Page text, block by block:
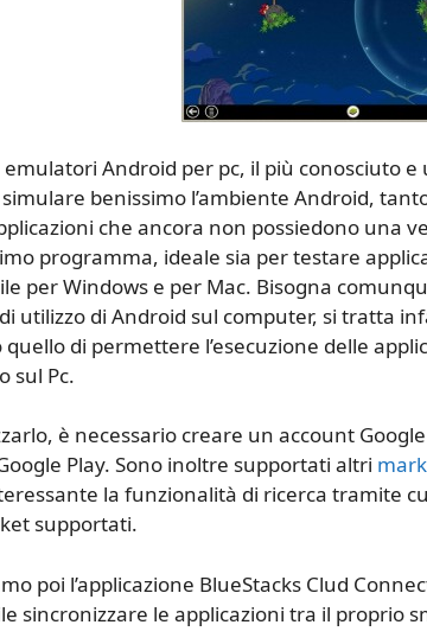
emulatori Android per pc, il più conosciuto
simulare benissimo l’ambiente Android,
che ancora non possiedono una
programma, ideale sia per testare
per Windows e per Mac. Bisogna
utilizzo di Android sul computer, si tratta
di permettere l’esecuzione delle
sul Pc.
è necessario creare un account
Play. Sono inoltre supportati altri
la funzionalità di ricerca tramite
supportati.
poi l’applicazione BlueStacks Clud
sincronizzare le applicazioni tra il proprio